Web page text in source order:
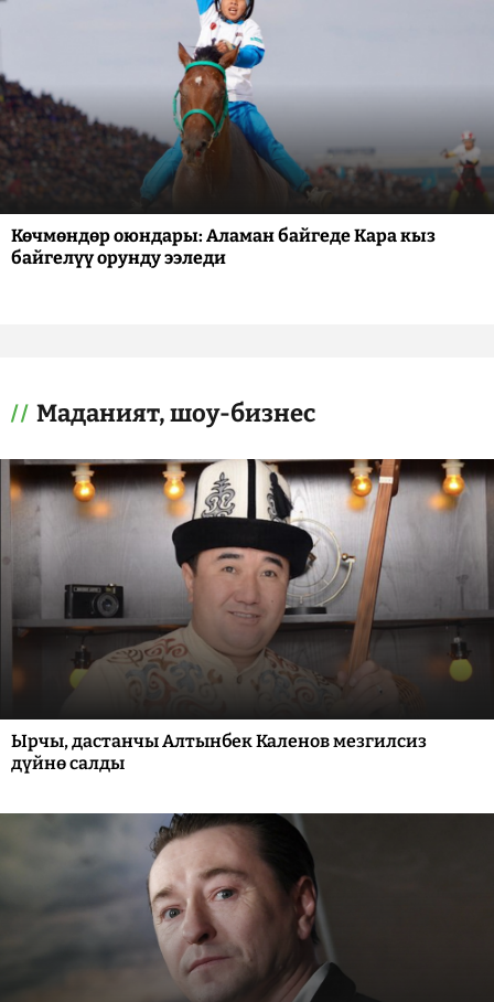
Көчмөндөр оюндары: Аламан байгеде Кара кыз
байгелүү орунду ээледи
Маданият, шоу-бизнес
Ырчы, дастанчы Алтынбек Каленов мезгилсиз
дүйнө салды